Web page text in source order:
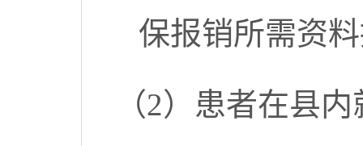
保报销所需资
（2）患者在县